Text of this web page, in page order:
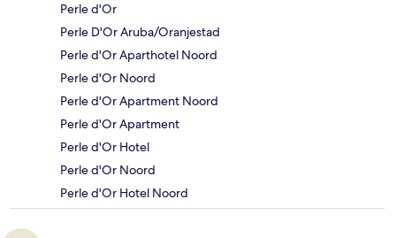
Perle d'Or
Perle D'Or Aruba/Oranjestad
Perle d'Or Aparthotel Noord
Perle d'Or Noord
Perle d'Or Apartment Noord
Perle d'Or Apartment
Perle d'Or Hotel
Perle d'Or Noord
Perle d'Or Hotel Noord